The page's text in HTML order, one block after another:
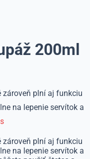
200ml
zároveň plní aj funkciu
na lepenie servítok a
zároveň plní aj funkciu
na lepenie servítok a